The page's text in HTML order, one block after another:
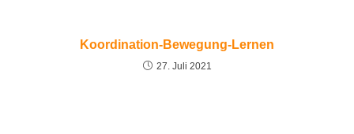
Koordination-Bewegung-Lernen
27. Juli 2021